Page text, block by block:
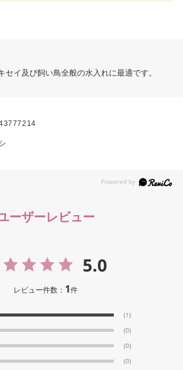
セイ及び飼い鳥全般の水入れに最適です。
ーザーレビュー
5.0
レビュー件数： 1件
(1)
(0)
(0)
(0)